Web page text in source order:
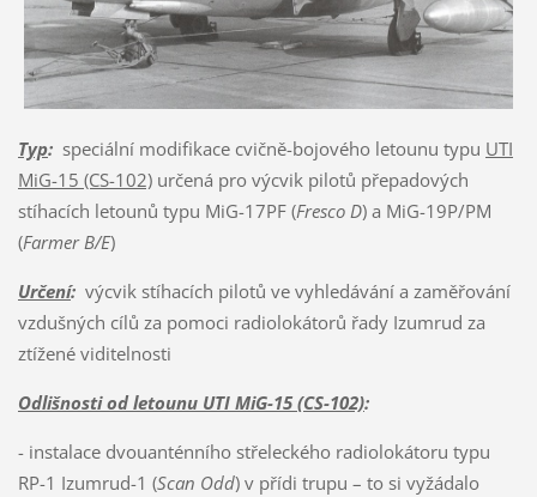
Typ:speciální modifikace cvičně-bojového letounu typu UTI
MiG-15 (CS-102)určená pro výcvik pilotů přepadových
stíhacích letounů typu MiG-17PF (Fresco D) a MiG-19P/PM
(Farmer B/E)
Určení:výcvik stíhacích pilotů ve vyhledávání a zaměřování
vzdušných cílů za pomoci radiolokátorů řady Izumrud za
ztížené viditelnosti
Odlišnosti od letounu UTI MiG-15 (CS-102):
- instalace dvouanténního střeleckého radiolokátoru typu
RP-1 Izumrud-1 (Scan Odd) v přídi trupu – to si vyžádalo